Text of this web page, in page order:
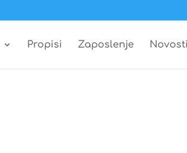
Propisi Zaposlenje Novosti